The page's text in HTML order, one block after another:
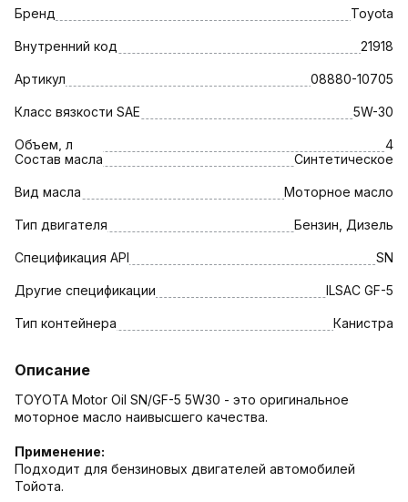
Бренд Toyota
Внутренний код 21918
Артикул 08880-10705
Класс вязкости SAE 5W-30
Объем, л
4
Состав масла
Синтетическое
Вид масла Моторное масло
Тип двигателя Бензин, Дизель
Спецификация API SN
Другие спецификации ILSAC GF-5
Тип контейнера Канистра
Описание
TOYOTA Motor Oil SN/GF-5 5W30 - это оригинальное
моторное масло наивысшего качества.
Применение:
Подходит для бензиновых двигателей автомобилей
Тойота.